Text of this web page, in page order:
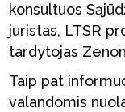
konsultuos
juristas, LTSR
tardytojas
Taip pat
valandomis